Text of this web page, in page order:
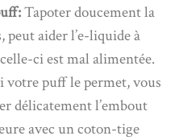
Tapoter doucement la
peut aider l’e-liquide à
ci est mal alimentée.
votre puff le permet, vous
délicatement l’embout
avec un coton-tige